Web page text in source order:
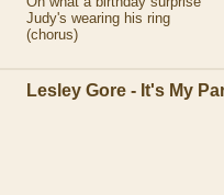
Judy's wearing his ring
(chorus)
Lesley Gore - It's My